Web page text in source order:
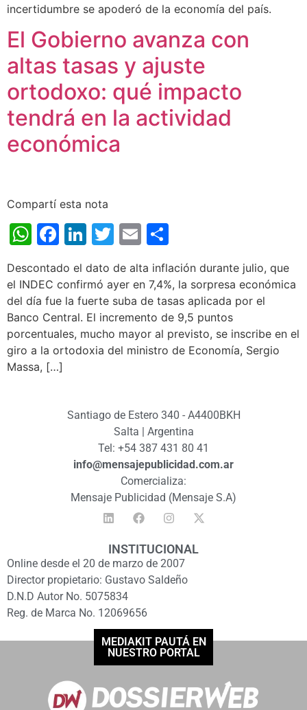
incertidumbre se apoderó de la economía del país.
El Gobierno avanza con
altas tasas y ajuste
ortodoxo: qué impacto
tendrá en la actividad
económica
Compartí esta nota
WhatsApp
Facebook
LinkedIn
Twitter
Email
Descontado el dato de alta inflación durante julio, que
el INDEC confirmó ayer en 7,4%, la sorpresa económica
del día fue la fuerte suba de tasas aplicada por el
Banco Central. El incremento de 9,5 puntos
porcentuales, mucho mayor al previsto, se inscribe en el
giro a la ortodoxia del ministro de Economía, Sergio
Massa, […]
Santiago de Estero 340 - A4400BKH
Salta | Argentina
Tel: +54 387 431 80 41
info@mensajepublicidad.com.ar
Comercializa:
Mensaje Publicidad (Mensaje S.A)
INSTITUCIONAL
Online desde el 20 de marzo de 2007
Director propietario: Gustavo Saldeño
D.N.D Autor No. 5075834
Reg. de Marca No. 12069656
MEDIAKIT PAUTÁ EN
NUESTRO PORTAL